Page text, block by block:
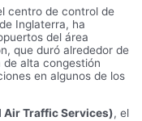
centro de control de
Inglaterra, ha
del área
que duró alrededor de
de alta congestión
en algunos de los
Air Traffic Services), el